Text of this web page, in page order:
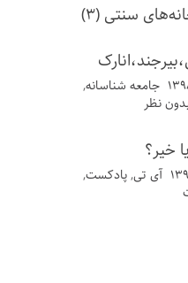
تجربه زندگی در خانه‌های سنتی (۳)
جامعه شناسانه,
نظر
خیر؟
آی تی,پادکست,